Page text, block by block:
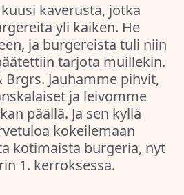
kaverusta, jotka
yli kaiken. He
ja burgereista tuli niin
tarjota muillekin.
Brgrs. Jauhamme pihvit,
ja leivomme
päällä. Ja sen kyllä
kokeilemaan
kotimaista burgeria, nyt
1. kerroksessa.